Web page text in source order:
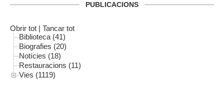
PUBLICACIONS
Obrir tot | Tancar tot
Biblioteca (41)
Biografies (20)
Notícies (18)
Restauracions (11)
Vies (1119)